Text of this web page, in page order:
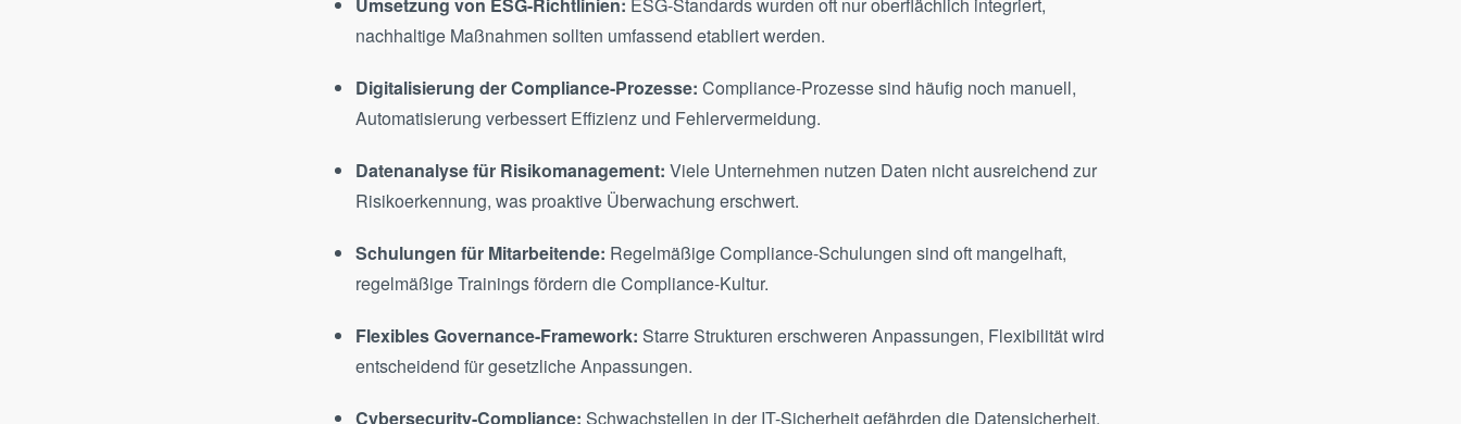
nachhaltige Maßnahmen sollten umfassend etabliert werden.
Digitalisierung der Compliance-Prozesse: Compliance-Prozesse sind häufig noch manuell,
Automatisierung verbessert Effizienz und Fehlervermeidung.
Datenanalyse für Risikomanagement: Viele Unternehmen nutzen Daten nicht ausreichend zur
Risikoerkennung, was proaktive Überwachung erschwert.
Schulungen für Mitarbeitende: Regelmäßige Compliance-Schulungen sind oft mangelhaft,
regelmäßige Trainings fördern die Compliance-Kultur.
Flexibles Governance-Framework: Starre Strukturen erschweren Anpassungen, Flexibilität wird
entscheidend für gesetzliche Anpassungen.
Cybersecurity-Compliance: Schwachstellen in der IT-Sicherheit gefährden die Datensicherheit,